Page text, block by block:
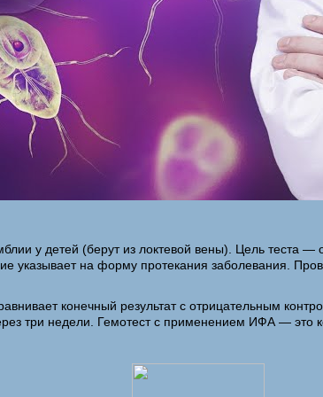
у детей (берут из локтевой вены). Цель теста
на форму протекания заболевания.
конечный результат с отрицательным
три недели. Гемотест с применением ИФА —